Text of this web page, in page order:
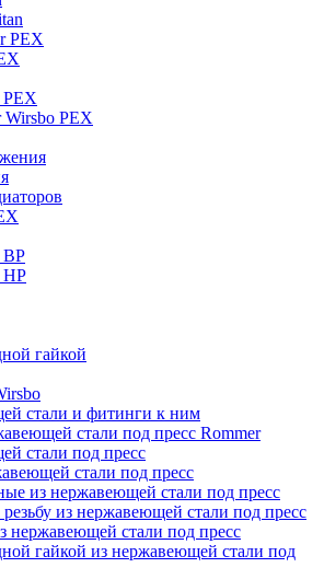
PEX
PEX
PEX
ВР
НР
гайкой
стали и фитинги к ним
стали под пресс Rommer
стали под пресс
стали под пресс
из нержавеющей стали под пресс
из нержавеющей стали под пресс
нержавеющей стали под пресс
гайкой из нержавеющей стали под